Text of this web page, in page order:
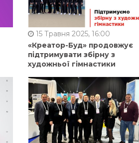
15 Травня 2025, 16:00
«Креатор-Буд» продовжує
підтримувати збірну з
художньої гімнастики